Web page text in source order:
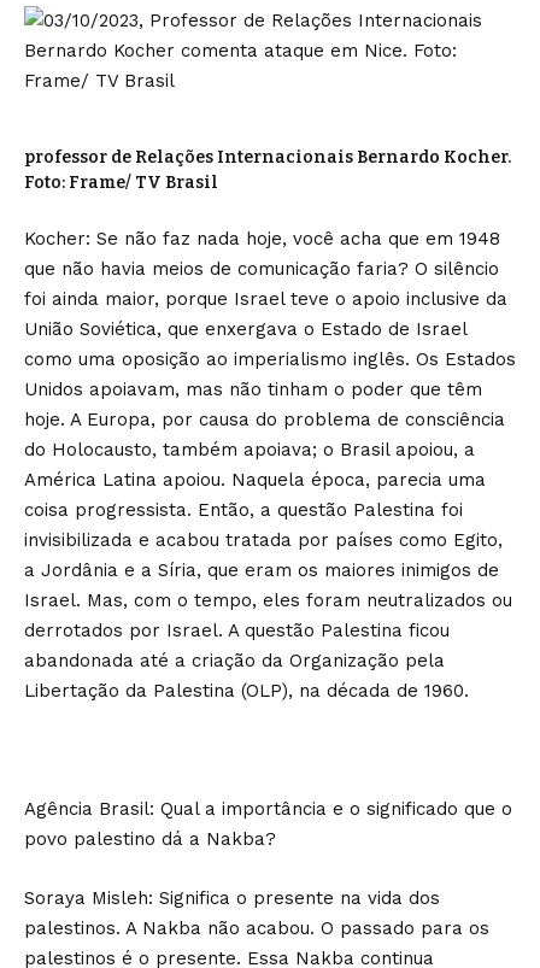
professor de Relações Internacionais Bernardo Kocher.
Foto: Frame/ TV Brasil
Kocher: Se não faz nada hoje, você acha que em 1948
que não havia meios de comunicação faria? O silêncio
foi ainda maior, porque Israel teve o apoio inclusive da
União Soviética, que enxergava o Estado de Israel
como uma oposição ao imperialismo inglês. Os Estados
Unidos apoiavam, mas não tinham o poder que têm
hoje. A Europa, por causa do problema de consciência
do Holocausto, também apoiava; o Brasil apoiou, a
América Latina apoiou. Naquela época, parecia uma
coisa progressista. Então, a questão Palestina foi
invisibilizada e acabou tratada por países como Egito,
a Jordânia e a Síria, que eram os maiores inimigos de
Israel. Mas, com o tempo, eles foram neutralizados ou
derrotados por Israel. A questão Palestina ficou
abandonada até a criação da Organização pela
Libertação da Palestina (OLP), na década de 1960.
Agência Brasil: Qual a importância e o significado que o
povo palestino dá a Nakba?
Soraya Misleh: Significa o presente na vida dos
palestinos. A Nakba não acabou. O passado para os
palestinos é o presente. Essa Nakba continua